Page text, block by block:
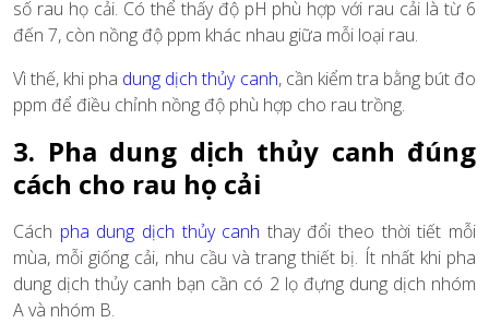
số rau họ cải. Có thể thấy độ pH phù hợp với rau cải là từ 6
đến 7, còn nồng độ ppm khác nhau giữa mỗi loại rau.
Vì thế, khi pha dung dịch thủy canh, cần kiểm tra bằng bút đo
ppm để điều chỉnh nồng độ phù hợp cho rau trồng.
3. Pha dung dịch thủy canh đúng
cách cho rau họ cải
Cách pha dung dịch thủy canh thay đổi theo thời tiết mỗi
mùa, mỗi giống cải, nhu cầu và trang thiết bị. Ít nhất khi pha
dung dịch thủy canh bạn cần có 2 lọ đựng dung dịch nhóm
A và nhóm B.